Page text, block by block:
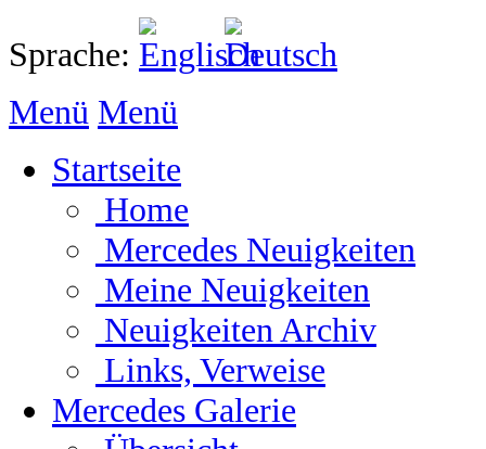
Sprache:
Menü Menü
Startseite
Home
Mercedes Neuigkeiten
Meine Neuigkeiten
Neuigkeiten Archiv
Links, Verweise
Mercedes Galerie